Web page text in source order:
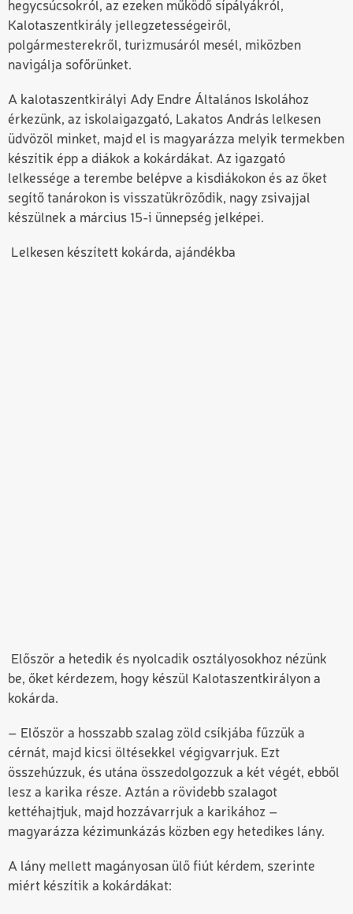
hegycsúcsokról, az ezeken működő sípályákról,
Kalotaszentkirály jellegzetességeiről,
polgármesterekről, turizmusáról mesél, miközben
navigálja sofőrünket.
A kalotaszentkirályi Ady Endre Általános Iskolához
érkezünk, az iskolaigazgató, Lakatos András lelkesen
üdvözöl minket, majd el is magyarázza melyik termekben
készítik épp a diákok a kokárdákat. Az igazgató
lelkessége a terembe belépve a kisdiákokon és az őket
segítő tanárokon is visszatükröződik, nagy zsivajjal
készülnek a március 15-i ünnepség jelképei.
Lelkesen készített kokárda, ajándékba
Először a hetedik és nyolcadik osztályosokhoz nézünk
be, őket kérdezem, hogy készül Kalotaszentkirályon a
kokárda.
– Először a hosszabb szalag zöld csíkjába fűzzük a
cérnát, majd kicsi öltésekkel végigvarrjuk. Ezt
összehúzzuk, és utána összedolgozzuk a két végét, ebből
lesz a karika része. Aztán a rövidebb szalagot
kettéhajtjuk, majd hozzávarrjuk a karikához –
magyarázza kézimunkázás közben egy hetedikes lány.
A lány mellett magányosan ülő fiút kérdem, szerinte
miért készítik a kokárdákat: